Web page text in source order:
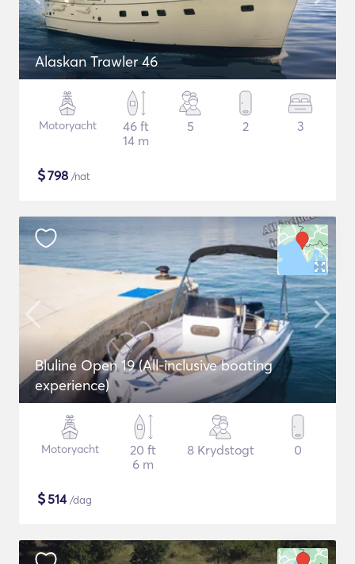
Alaskan Trawler 46
Motoryacht
46 ft
14 m
5 2 3
$798 /nat
Bluline Open 19 (All-inclusive boating
experience)
Motoryacht
20 ft
6 m
8 Krydstogt 0
$514/dag